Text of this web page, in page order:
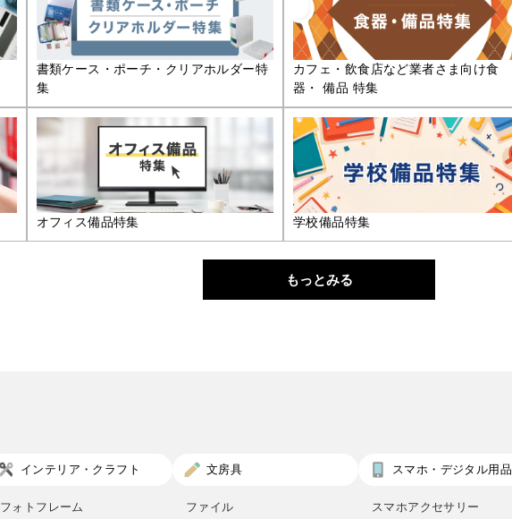
書類ケース・ポーチ・クリアホルダー特
集
カフェ・飲食店など業者さま向け食
器・ 備品 特集
オフィス備品特集 学校備品特集
もっとみる
インテリア・クラフト
フォトフレーム
文房具
ファイル
スマホ・デジタル用品
スマホアクセサリー